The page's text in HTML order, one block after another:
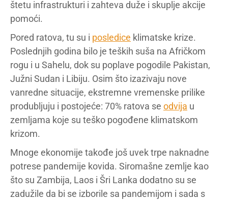
štetu infrastrukturi i zahteva duže i skuplje akcije
pomoći.
Pored ratova, tu su i posledice klimatske krize.
Poslednjih godina bilo je teških suša na Afričkom
rogu i u Sahelu, dok su poplave pogodile Pakistan,
Južni Sudan i Libiju. Osim što izazivaju nove
vanredne situacije, ekstremne vremenske prilike
produbljuju i postojeće: 70% ratova se odvija u
zemljama koje su teško pogođene klimatskom
krizom.
Mnoge ekonomije takođe još uvek trpe naknadne
potrese pandemije kovida. Siromašne zemlje kao
što su Zambija, Laos i Šri Lanka dodatno su se
zadužile da bi se izborile sa pandemijom i sada s